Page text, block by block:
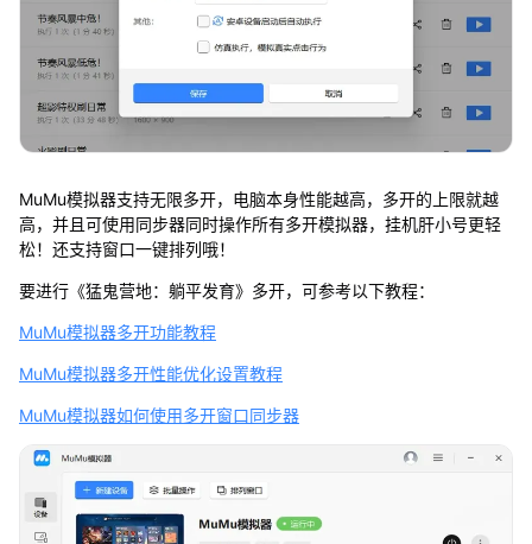
MuMu模拟器支持无限多开，电脑本身性能越高，多开的上限就越
高，并且可使用同步器同时操作所有多开模拟器，挂机肝小号更轻
松！还支持窗口一键排列哦！
要进行《猛鬼营地：躺平发育》多开，可参考以下教程：
MuMu模拟器多开功能教程
MuMu模拟器多开性能优化设置教程
MuMu模拟器如何使用多开窗口同步器